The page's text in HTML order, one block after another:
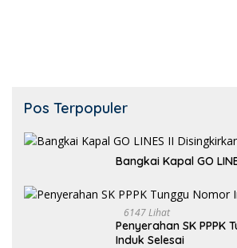
Pos Terpopuler
Bangkai Kapal GO
6147 Lihat
Penyerahan SK PPPK
Induk Selesai